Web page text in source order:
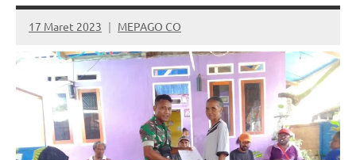
17 Maret 2023 MEPAGO CO
No
comments